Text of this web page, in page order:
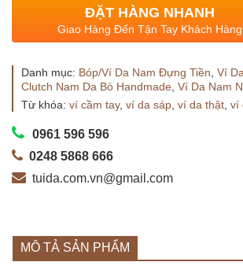
ĐẶT HÀNG NHANH
Giao Hàng Đến Tận Tay Khách Hàng
Danh mục: Bóp/Ví Da Nam Đựng Tiền Ví
Clutch Nam Da Bò Handmade Ví Da Nam
Từ khóa: ví cầm tay, ví da sáp ví da thật ví
0961 596 596
0248 5868 666
tuida.com.vn@gmail.com
MÔ TẢ SẢN PHẨM